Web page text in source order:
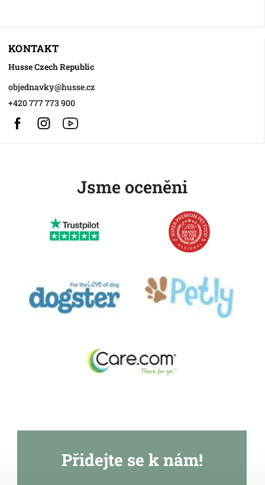
KONTAKT
Husse Czech Republic
objednavky@husse.cz
+420 777 773 900
FacebookInstagram
Jsme oceněni
Přidejte se k nám!